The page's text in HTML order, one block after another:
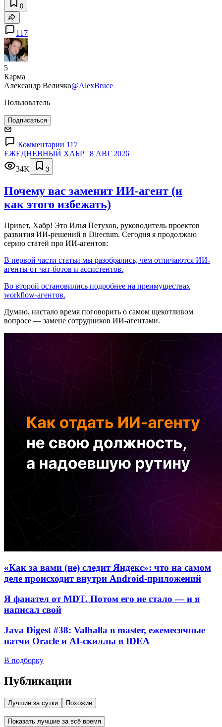
0
117
5
Карма
Александр Величко@AlexBruce
Пользователь
Подписаться
Комментарии 117
ЕЖЕДНЕВНЫЙ ХАБР | 8 АВГ 2026
34K
3
Почему вас заменит ИИ‑агент (и
как этого избежать)
Привет, Хабр! Это Илья Петухов, руководитель проектов
развития ИИ-решений в Directum. Сегодня я продолжаю
серию статей про ИИ-агентов:
В первой части статьи мы разобрались, чем отличаются ИИ-
агенты от чат-ботов и ассистентов.
Во второй остановились подробнее на преимуществах
workflow-агентов.
Думаю, настало время поговорить о самом щекотливом
вопросе — замене сотрудников ИИ-агентами.
«Как за вами (не) следит Яндекс»: что на самом
деле происходит внутри Android-приложений
Я фанател от MDT. Потом его не стало — и я
написал свой
Java Digest #38: Valhalla в master, ежемесячные
патчи Oracle и AI-скиллы в IDEA
В подборку
Публикации
Лучшие за сутки Похожие
Показать лучшие за всё время